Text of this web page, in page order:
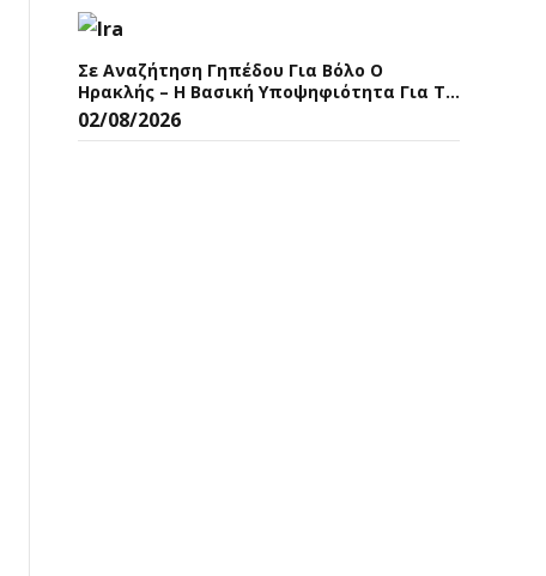
Σε Αναζήτηση Γηπέδου Για Βόλο Ο
Ηρακλής – Η Βασική Υποψηφιότητα Για Το
Ματς Κυπέλλου
02/08/2026